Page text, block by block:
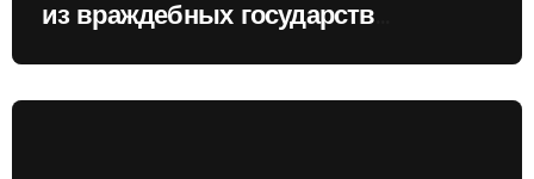
из враждебных государств